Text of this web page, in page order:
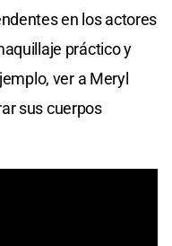
en los actores
práctico y
ver a Meryl
sus cuerpos